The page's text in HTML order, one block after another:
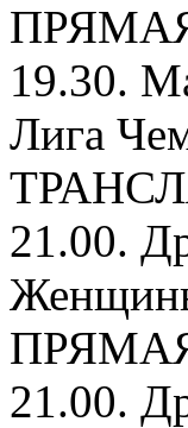
19.30.
Лига
21.00.
21.00.